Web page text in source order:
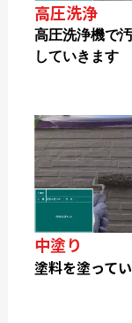
高圧洗浄
高圧洗浄機で
していきます
中塗り
塗料を塗って